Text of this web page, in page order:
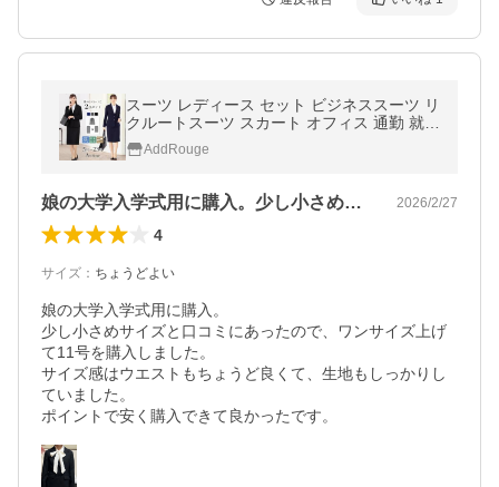
スーツ レディース セット ビジネススーツ リ
クルートスーツ スカート オフィス 通勤 就活
面接 大きいサイズ 40代 あすつく 試着チケ
ット対象
AddRouge
娘の大学入学式用に購入。少し小さめサイ… 2026/2/27
4
サイズ ： ちょうどよい
娘の大学入学式用に購入。
少し小さめサイズと口コミにあったので、ワンサイズ上げ
て11号を購入しました。
サイズ感はウエストもちょうど良くて、生地もしっかりし
ていました。
ポイントで安く購入できて良かったです。